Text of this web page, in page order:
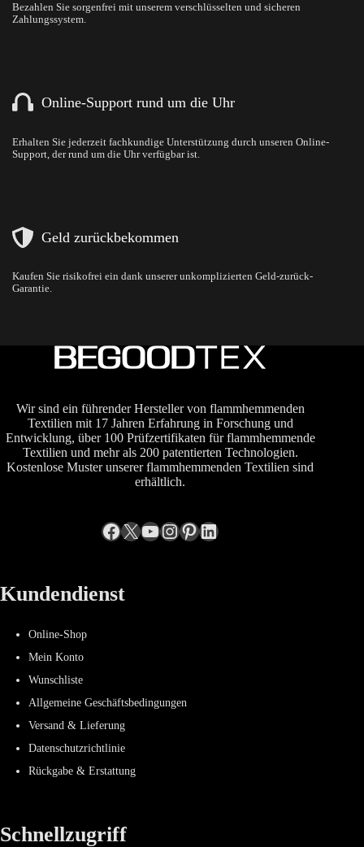
Bezahlen Sie sorgenfrei mit unserem verschlüsselten und sicheren
Zahlungssystem.
Online-Support rund um die Uhr
Erhalten Sie jederzeit fachkundige Unterstützung durch unseren Online-
Support, der rund um die Uhr verfügbar ist.
Geld zurückbekommen
Kaufen Sie risikofrei ein dank unserer unkomplizierten Geld-zurück-
Garantie.
Wir sind ein führender Hersteller von flammhemmenden
Textilien mit 17 Jahren Erfahrung in Forschung und
Entwicklung, über 100 Prüfzertifikaten für flammhemmende
Textilien und mehr als 200 patentierten Technologien.
Kostenlose Muster unserer flammhemmenden Textilien sind
erhältlich.
Facebook
X YouTube
Instagram
Pinterest
LinkedIn
Kundendienst
Online-Shop
Mein Konto
Wunschliste
Allgemeine Geschäftsbedingungen
Versand & Lieferung
Datenschutzrichtlinie
Rückgabe & Erstattung
Schnellzugriff